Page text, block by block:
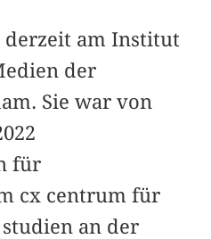
am Institut
der
Sie war von
für
cx centrum für
an der